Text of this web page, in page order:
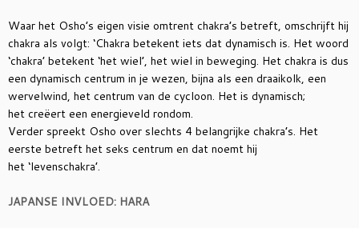
Waar het Osho’s eigen visie omtrent chakra’s betreft, omschrijft hij
chakra als volgt: ‘Chakra betekent iets dat dynamisch is. Het woord
‘chakra’ betekent ‘het wiel’, het wiel in beweging. Het chakra is dus
een dynamisch centrum in je wezen, bijna als een draaikolk, een
wervelwind, het centrum van de cycloon. Het is dynamisch;
het creëert een energieveld rondom.
Verder spreekt Osho over slechts 4 belangrijke chakra’s. Het
eerste betreft het seks centrum en dat noemt hij
het ‘levenschakra’.
JAPANSE INVLOED: HARA